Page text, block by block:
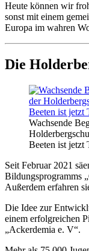
Heute können wir
sonst mit einem
Europa im wahren
Die
Wachsende
Beeten ist jetzt
Seit Februar 2021
Bildungsprogramms
Außerdem erfahren
Die Idee zur
einem erfolgreichen
„Ackerdemia e. V“.